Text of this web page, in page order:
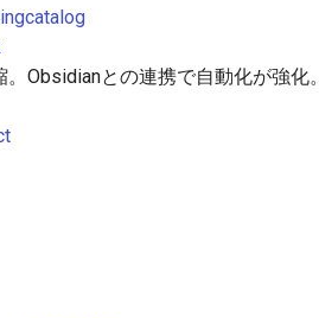
Obsidianとの連携で自動化が強化。